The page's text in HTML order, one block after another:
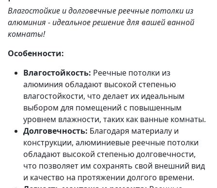
Влагостойкие и долговечные реечные потолки из
алюминия - идеальное решение для вашей ванной
комнаты!
Особенности:
Влагостойкость: Реечные потолки из
алюминия обладают высокой степенью
влагостойкости, что делает их идеальным
выбором для помещений с повышенным
уровнем влажности, таких как ванные комнаты.
Долговечность: Благодаря материалу и
конструкции, алюминиевые реечные потолки
обладают высокой степенью долговечности,
что позволяет им сохранять свой внешний вид
и качество на протяжении долгого времени.